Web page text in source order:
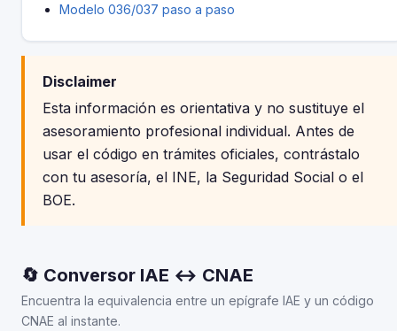
Modelo 036/037 paso a paso
Disclaimer
Esta información es orientativa y no sustituye el
asesoramiento profesional individual. Antes de
usar el código en trámites oficiales, contrástalo
con tu asesoría, el INE, la Seguridad Social o el
BOE.
🔄 Conversor IAE ↔ CNAE
Encuentra la equivalencia entre un epígrafe IAE y un código
CNAE al instante.